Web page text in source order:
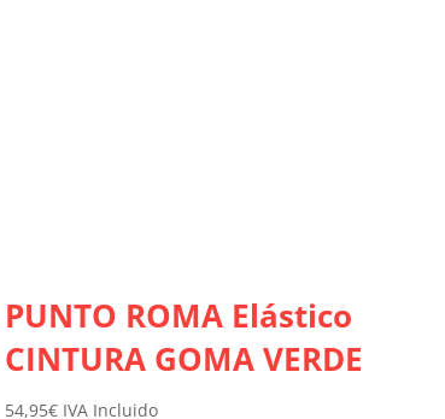
PUNTO ROMA Elástico
CINTURA GOMA VERDE
54,95€ IVA Incluido